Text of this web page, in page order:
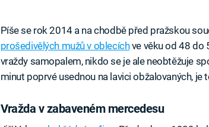
Píše se rok 2014 a na chodbě před pražskou
prošedivělých mužů v oblecíchve věku od 48 do
vraždy samopalem, nikdo se je ale neobtěžuje
minut poprvé usednou na lavici obžalovaných, je
Vražda v zabaveném mercedesu